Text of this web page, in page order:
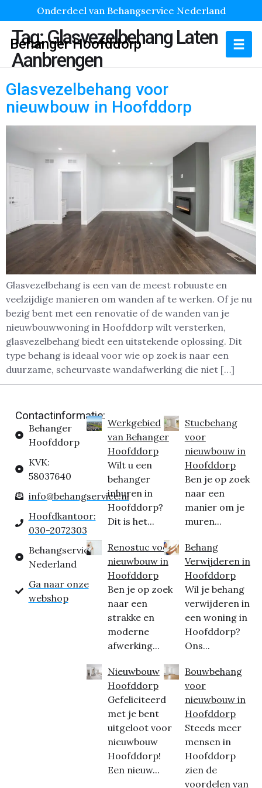
Onderdeel van Behangservice Nederland
Behanger Hoofddorp
Tag:Glasvezelbehang Laten
Aanbrengen
Glasvezelbehang voor
nieuwbouw in Hoofddorp
Glasvezelbehang is een van de meest robuuste en
veelzijdige manieren om wanden af te werken. Of je nu
bezig bent met een renovatie of de wanden van je
nieuwbouwwoning in Hoofddorp wilt versterken,
glasvezelbehang biedt een uitstekende oplossing. Dit
type behang is ideaal voor wie op zoek is naar een
duurzame, scheurvaste wandafwerking die niet […]
Contactinformatie:
Behanger
Hoofddorp
KVK:
58037640
info@behangservice.nl
Hoofdkantoor:
030-2072303
Behangservice
Nederland
Ga naar onze
webshop
Werkgebied
van Behanger
Hoofddorp
Wilt u een
behanger
inhuren in
Hoofddorp?
Dit is het...
Renostuc voor
nieuwbouw in
Hoofddorp
Ben je op zoek
naar een
strakke en
moderne
afwerking...
Nieuwbouw
Hoofddorp
Gefeliciteerd
met je bent
uitgeloot voor
nieuwbouw
Hoofddorp!
Een nieuw...
Stucbehang
voor
nieuwbouw in
Hoofddorp
Ben je op zoek
naar een
manier om je
muren...
Behang
Verwijderen in
Hoofddorp
Wil je behang
verwijderen in
een woning in
Hoofddorp?
Ons...
Bouwbehang
voor
nieuwbouw in
Hoofddorp
Steeds meer
mensen in
Hoofddorp
zien de
voordelen van